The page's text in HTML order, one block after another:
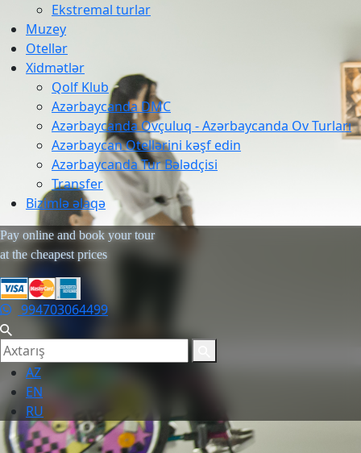
Ekstremal turlar
Muzey
Otellər
Xidmətlər
Qolf Klub
Azərbaycanda DMC
Azərbaycanda Ovçuluq - Azərbaycanda Ov Turları
Azərbaycan Otellərini kəşf edin
Azərbaycanda Tur Bələdçisi
Transfer
Bizimlə əlaqə
Pay online and book your tour
at the cheapest prices
994703064499
AZ
EN
RU